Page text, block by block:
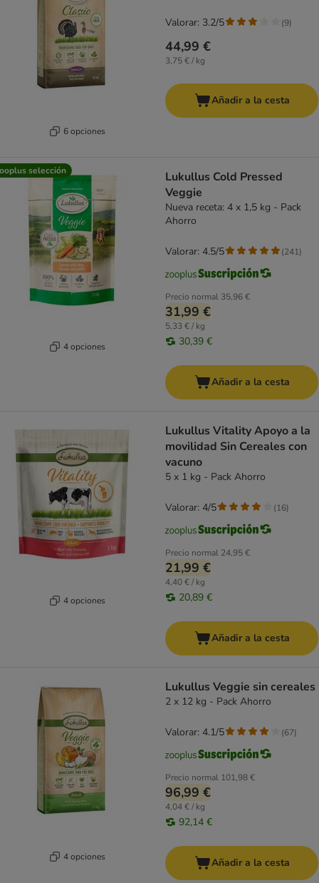
6 opciones
44,99 €
3,75 € / kg
Valorar: 3.2/5 (9)
Añadir a la cesta
selección
4 opciones
Lukullus Cold Pressed
Veggie
Nueva receta: 4 x 1,5 kg - Pack
Ahorro
Precio normal 35,96 €
31,99 €
5,33 € / kg
30,39 €
Valorar: 4.5/5 (241)
Añadir a la cesta
4 opciones
Lukullus Vitality Apoyo a la
movilidad Sin Cereales con
vacuno
5 x 1 kg - Pack Ahorro
Precio normal 24,95 €
21,99 €
4,40 € / kg
20,89 €
Valorar: 4/5 (16)
Añadir a la cesta
4 opciones
Lukullus Veggie sin cereales
2 x 12 kg - Pack Ahorro
Precio normal 101,98 €
96,99 €
4,04 € / kg
92,14 €
Valorar: 4.1/5 (67)
Añadir a la cesta